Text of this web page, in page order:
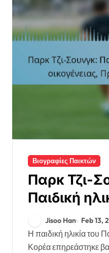
Βιογραφίες Παικτών
Παρκ Τζι-
Παιδική
φιλοδοξίες
Jisoo Han Feb 13,
Η παιδική ηλικία του Παρκ Τζι-Σουνγκ στη Νότια
Κορέα επηρεάστηκε